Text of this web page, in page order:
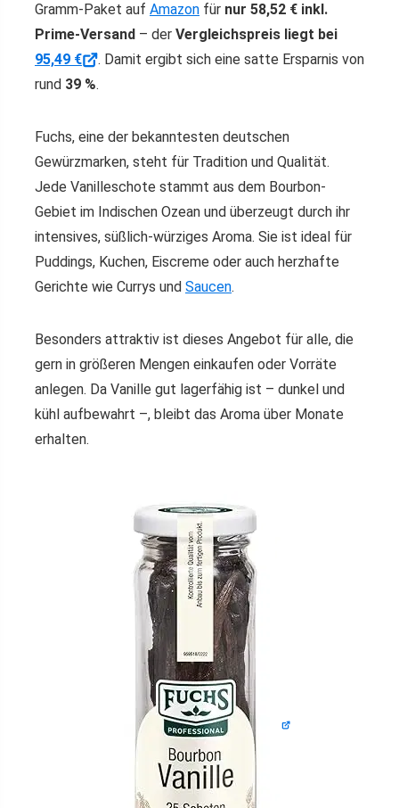
Gramm-Paket auf Amazon für nur 58,52 € inkl.
Prime-Versand – der Vergleichspreis liegt bei
95,49 €
. Damit ergibt sich eine satte Ersparnis von
rund 39 %.
Fuchs, eine der bekanntesten deutschen
Gewürzmarken, steht für Tradition und Qualität.
Jede Vanilleschote stammt aus dem Bourbon-
Gebiet im Indischen Ozean und überzeugt durch ihr
intensives, süßlich-würziges Aroma. Sie ist ideal für
Puddings, Kuchen, Eiscreme oder auch herzhafte
Gerichte wie Currys und Saucen.
Besonders attraktiv ist dieses Angebot für alle, die
gern in größeren Mengen einkaufen oder Vorräte
anlegen. Da Vanille gut lagerfähig ist – dunkel und
kühl aufbewahrt –, bleibt das Aroma über Monate
erhalten.